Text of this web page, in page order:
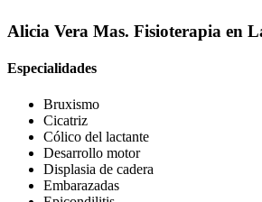
Alicia Vera Mas. Fisioterapia en
Especialidades
Bruxismo
Cicatriz
Cólico del lactante
Desarrollo motor
Displasia de cadera
Embarazadas